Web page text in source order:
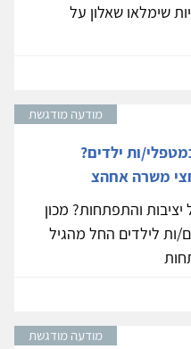
שימלאו שאלון על
מודעה מודגשת
ות ילדים?
והתפתחות? מכון
ות לילדים החל מהגיל
מודעה מודגשת